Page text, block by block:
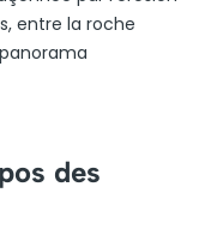
entre la roche
des